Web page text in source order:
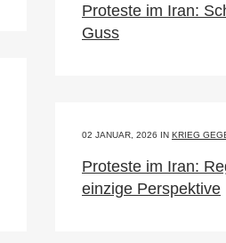
Proteste im Iran:
Guss
02 JANUAR, 2026 IN KRIEG
Proteste im Iran:
einzige Perspektive